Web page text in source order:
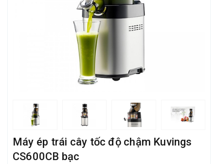
Máy ép trái cây tốc độ chậm Kuvings
CS600CB bạc